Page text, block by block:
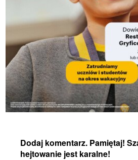
Dodaj komentarz. Pamiętaj!
hejtowanie jest karalne!